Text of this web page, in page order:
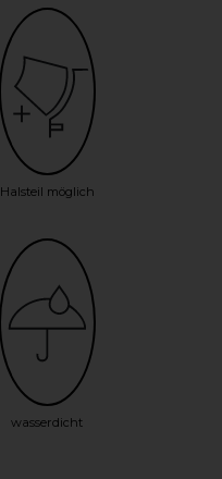
Halsteil möglich
wasserdicht